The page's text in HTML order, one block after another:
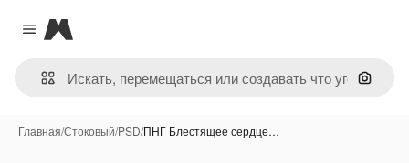
Close menu
Magnific
Поиск
Главная/Стоковый/PSD/ПНГ Блестящее сердце…